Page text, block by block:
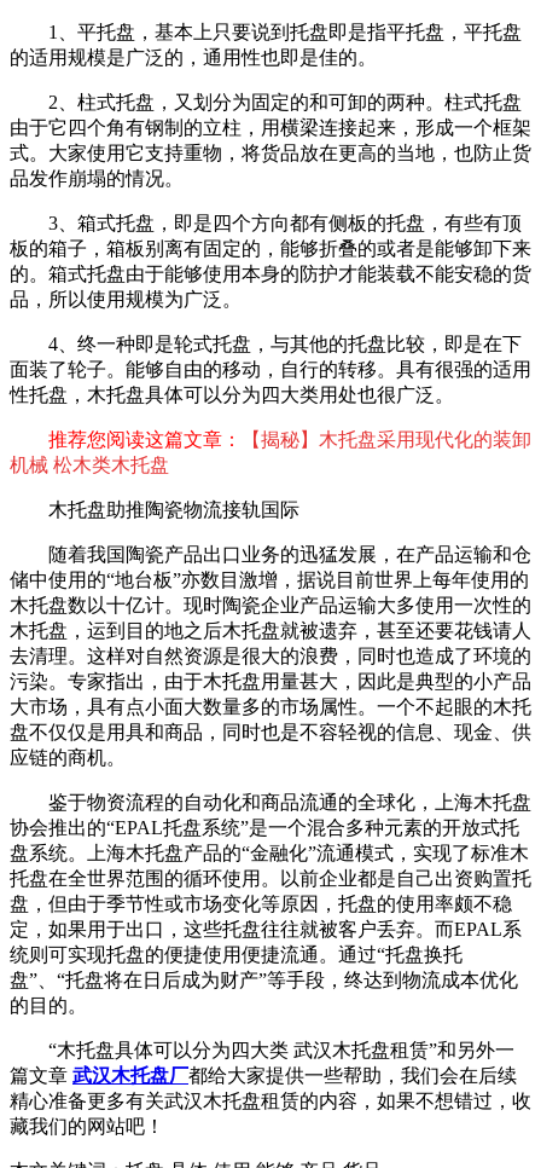
1、平托盘，基本上只要说到托盘即是指平托盘，平托盘
的适用规模是广泛的，通用性也即是佳的。
2、柱式托盘，又划分为固定的和可卸的两种。柱式托盘
由于它四个角有钢制的立柱，用横梁连接起来，形成一个框架
式。大家使用它支持重物，将货品放在更高的当地，也防止货
品发作崩塌的情况。
3、箱式托盘，即是四个方向都有侧板的托盘，有些有顶
板的箱子，箱板别离有固定的，能够折叠的或者是能够卸下来
的。箱式托盘由于能够使用本身的防护才能装载不能安稳的货
品，所以使用规模为广泛。
4、终一种即是轮式托盘，与其他的托盘比较，即是在下
面装了轮子。能够自由的移动，自行的转移。具有很强的适用
性托盘，木托盘具体可以分为四大类用处也很广泛。
推荐您阅读这篇文章：
【揭秘】木托盘采用现代化的装卸
机械 松木类木托盘
木托盘助推陶瓷物流接轨国际
随着我国陶瓷产品出口业务的迅猛发展，在产品运输和仓
储中使用的“地台板”亦数目激增，据说目前世界上每年使用的
木托盘数以十亿计。现时陶瓷企业产品运输大多使用一次性的
木托盘，运到目的地之后木托盘就被遗弃，甚至还要花钱请人
去清理。这样对自然资源是很大的浪费，同时也造成了环境的
污染。专家指出，由于木托盘用量甚大，因此是典型的小产品
大市场，具有点小面大数量多的市场属性。一个不起眼的木托
盘不仅仅是用具和商品，同时也是不容轻视的信息、现金、供
应链的商机。
鉴于物资流程的自动化和商品流通的全球化，上海木托盘
协会推出的“EPAL托盘系统”是一个混合多种元素的开放式托
盘系统。上海木托盘产品的“金融化”流通模式，实现了标准木
托盘在全世界范围的循环使用。以前企业都是自己出资购置托
盘，但由于季节性或市场变化等原因，托盘的使用率颇不稳
定，如果用于出口，这些托盘往往就被客户丢弃。而EPAL系
统则可实现托盘的便捷使用便捷流通。通过“托盘换托
盘”、“托盘将在日后成为财产”等手段，终达到物流成本优化
的目的。
“木托盘具体可以分为四大类 武汉木托盘租赁”和另外一
篇文章 武汉木托盘厂都给大家提供一些帮助，我们会在后续
精心准备更多有关武汉木托盘租赁的内容，如果不想错过，收
藏我们的网站吧！